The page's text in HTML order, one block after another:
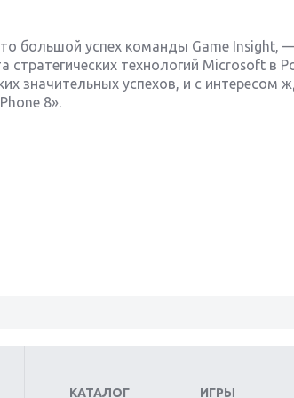
большой успех команды Game Insight,
стратегических технологий Microsoft в
значительных успехов, и с интересом
8».
КАТАЛОГ ИГРЫ